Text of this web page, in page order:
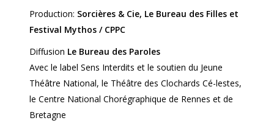
Production: Sorcières & Cie, Le Bureau des Filles et
Festival Mythos / CPPC
Diffusion Le Bureau des Paroles
Avec le label Sens Interdits et le soutien du Jeune
Théâtre National, le Théâtre des Clochards Cé-lestes,
le Centre National Chorégraphique de Rennes et de
Bretagne